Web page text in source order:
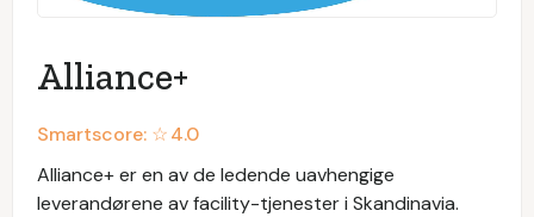
Alliance+
Smartscore: ☆4.0
Alliance+ er en av de ledende uavhengige
leverandørene av facility-tjenester i Skandinavia.